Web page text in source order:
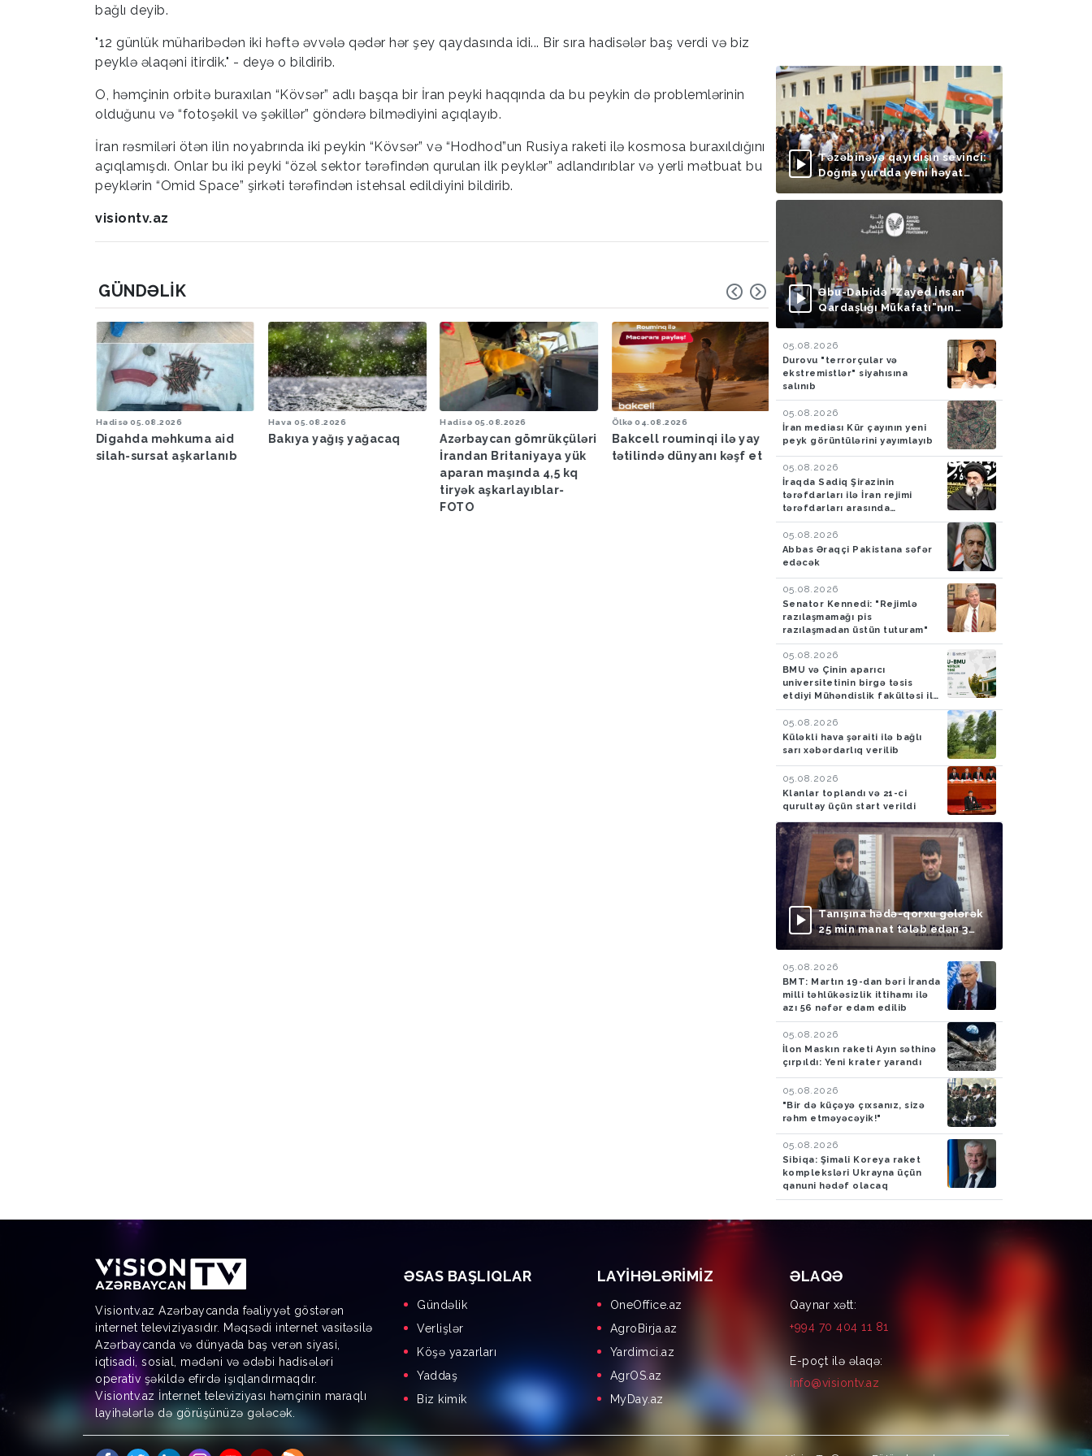
bağlı deyib.
"12 günlük müharibədən iki həftə əvvələ qədər hər şey qaydasında idi... Bir sıra hadisələr baş verdi və biz
peyklə əlaqəni itirdik." - deyə o bildirib.
O, həmçinin orbitə buraxılan “Kövsər” adlı başqa bir İran peyki haqqında da bu peykin də problemlərinin
olduğunu və “fotoşəkil və şəkillər” göndərə bilmədiyini açıqlayıb.
İran rəsmiləri ötən ilin noyabrında iki peykin “Kövsər” və “Hodhod”un Rusiya raketi ilə kosmosa buraxıldığını
açıqlamışdı. Onlar bu iki peyki “özəl sektor tərəfindən qurulan ilk peyklər” adlandırıblar və yerli mətbuat bu
peyklərin “Omid Space” şirkəti tərəfindən istehsal edildiyini bildirib.
visiontv.az
GÜNDƏLIK
Hadisə 05.08.2026
Digahda məhkuma aid
silah-sursat aşkarlanıb
Hava 05.08.2026
Bakıya yağış yağacaq
Hadisə 05.08.2026
Azərbaycan gömrükçüləri
İrandan Britaniyaya yük
aparan maşında 4,5 kq
tiryək aşkarlayıblar-
FOTO
Ölkə 04.08.2026
Bakcell rouminqi ilə yay
tətilində dünyanı kəşf et
Hadisə
FHN: Bu il qeyri-çimərlik
ərazilərdə suda batan 40
nəfərin meyiti tapılıb, 55
nəfər xilas edilib
Hadisə 03.08.2026
Azad edilmiş
ötən ay 788 mina,
PHS aşkarlanıb
Təzəbinəyə qayıdışın sevinci:
Doğma yurdda yeni həyat
başlayır
Əbu-Dabidə “Zayed İnsan
Qardaşlığı Mükafatı”nın
təqdimolunma mərasimi
05.08.2026
Durovu "terrorçular və
ekstremistlər" siyahısına
salınıb
05.08.2026
İran mediası Kür çayının yeni
peyk görüntülərini yayımlayıb
05.08.2026
İraqda Sadiq Şirazinin
tərəfdarları ilə İran rejimi
tərəfdarları arasında
toqquşma yaşanıb
05.08.2026
Abbas Əraqçi Pakistana səfər
edəcək
05.08.2026
Senator Kennedi: "Rejimlə
razılaşmamağı pis
razılaşmadan üstün tuturam"
05.08.2026
BMU və Çinin aparıcı
universitetinin birgə təsis
etdiyi Mühəndislik fakültəsi ilk
tələbələrini qəbul edir
05.08.2026
Küləkli hava şəraiti ilə bağlı
sarı xəbərdarlıq verilib
05.08.2026
Klanlar toplandı və 21-ci
qurultay üçün start verildi
Tanışına hədə-qorxu gələrək
25 min manat tələb edən 3
nəfər saxlanılıb
05.08.2026
BMT: Martın 19-dan bəri İranda
milli təhlükəsizlik ittihamı ilə
azı 56 nəfər edam edilib
05.08.2026
İlon Maskın raketi Ayın səthinə
çırpıldı: Yeni krater yarandı
05.08.2026
"Bir də küçəyə çıxsanız, sizə
rəhm etməyəcəyik!"
05.08.2026
Sibiqa: Şimali Koreya raket
kompleksləri Ukrayna üçün
qanuni hədəf olacaq
Visiontv.az Azərbaycanda fəaliyyət göstərən
internet televiziyasıdır. Məqsədi internet vasitəsilə
Azərbaycanda və dünyada baş verən siyasi,
iqtisadi, sosial, mədəni və ədəbi hadisələri
operativ şəkildə efirdə işıqlandırmaqdır.
Visiontv.az İnternet televiziyası həmçinin maraqlı
layihələrlə də görüşünüzə gələcək.
ƏSAS BAŞLIQLAR
Gündəlik
Verlişlər
Köşə yazarları
Yaddaş
Biz kimik
LAYIHƏLƏRIMIZ
OneOffice.az
AgroBirja.az
Yardimci.az
AgrOS.az
MyDay.az
ƏLAQƏ
Qaynar xətt:
+994 70 404 11 81
E-poçt ilə əlaqə:
info@visiontv.az